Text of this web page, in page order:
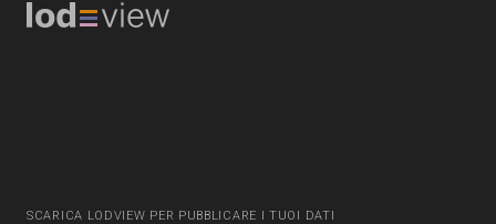
SCARICA LODVIEW PER PUBBLICARE I TUOI DATI